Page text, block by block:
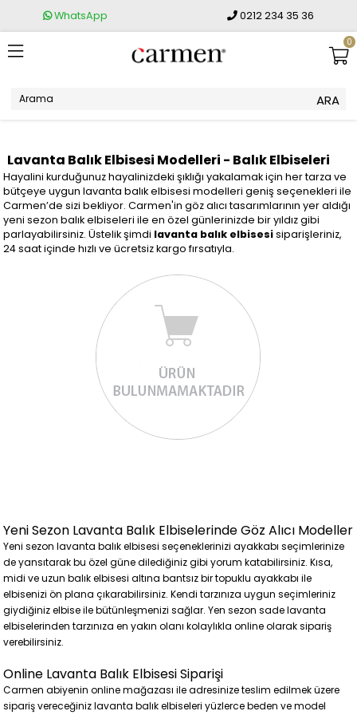
WhatsApp 0212 234 35 36
0
Lavanta Balık Elbisesi Modelleri - Balık Elbiseleri
Hayalini kurduğunuz hayalinizdeki şıklığı yakalamak için her tarza ve
bütçeye uygun lavanta balık elbisesi modelleri geniş seçenekleri ile
Carmen’de sizi bekliyor. Carmen'in göz alıcı tasarımlarının yer aldığı
yeni sezon balık elbiseleri ile en özel günlerinizde bir yıldız gibi
parlayabilirsiniz. Üstelik şimdi lavanta balık elbisesisiparişleriniz,
24 saat içinde hızlı ve ücretsiz kargo fırsatıyla.
Yeni Sezon Lavanta Balık Elbiselerinde Göz Alıcı Modeller
Yeni sezon lavanta balık elbisesi seçeneklerinizi ayakkabı seçimlerinize
de yansıtarak bu özel güne dilediğiniz gibi yorum katabilirsiniz. Kısa,
midi ve uzun balık elbisesi altına bantsız bir topuklu ayakkabı ile
elbisenizi ön plana çıkarabilirsiniz. Kendi tarzınıza uygun seçimleriniz
giydiğiniz elbise ile bütünleşmenizi sağlar. Yen sezon sade lavanta
elbiselerinden tarzınıza en yakın olanı kolaylıkla online olarak sipariş
verebilirsiniz.
Online Lavanta Balık Elbisesi Siparişi
Carmen abiyenin online mağazası ile adresinize teslim edilmek üzere
sipariş vereceğiniz lavanta balık elbiseleri yüzlerce beden ve model